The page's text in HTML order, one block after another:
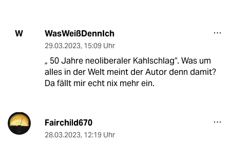
W WasWeißDennIch
29.03.2023, 15:09 Uhr
„ 50 Jahre neoliberaler Kahlschlag“. Was um
alles in der Welt meint der Autor denn damit?
Da fällt mir echt nix mehr ein.
Fairchild670
28.03.2023, 12:19 Uhr